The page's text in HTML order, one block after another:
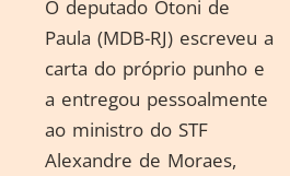
O deputado Otoni de
Paula (MDB-RJ) escreveu a
carta do próprio punho e
a entregou pessoalmente
ao ministro do STF
Alexandre de Moraes,